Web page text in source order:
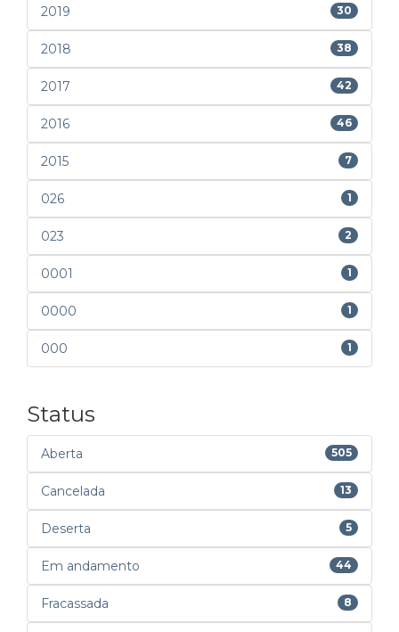
2019 30
2018 38
2017 42
2016 46
2015 7
026 1
023 2
0001 1
0000 1
000 1
Status
Aberta 505
Cancelada 13
Deserta 5
Em andamento 44
Fracassada 8